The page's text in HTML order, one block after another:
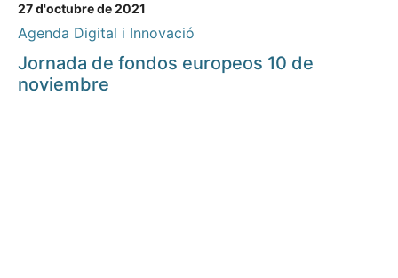
27 d'octubre de 2021
Agenda Digital i Innovació
Jornada de fondos europeos 10 de
noviembre